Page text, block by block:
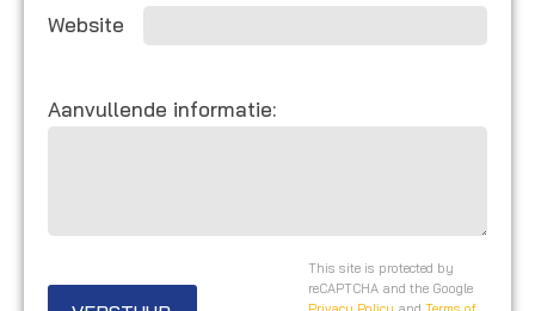
Website
Aanvullende informatie:
This site is protected by
reCAPTCHA and the Google